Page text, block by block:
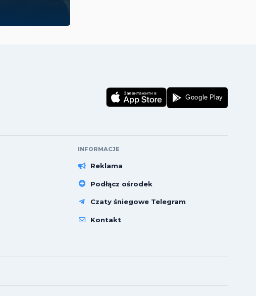
INFORMACJE
Reklama
Podłącz ośrodek
Czaty śniegowe Telegram
Kontakt